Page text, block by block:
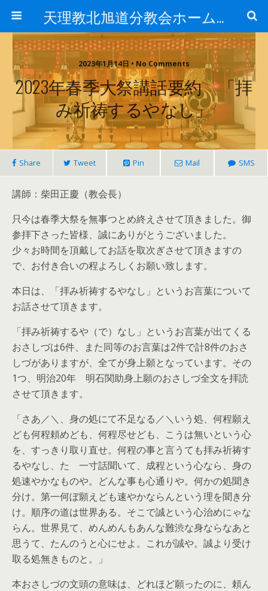
天理教北旭道分教会ホームページ
2023年1月14日 • No Comments
2023年春季大祭講話要約 「拝
み祈祷するやなし」
Share Tweet Pin Mail SMS
講師：柴田正慶（教会長）
只今は春季大祭を無事つとめ終えさせて頂きました。御
参拝下さった皆様、誠にありがとうございました。
少々お時間を頂戴してお話を取次ぎさせて頂きますの
で、お付き合いの程よろしくお願い致します。
本日は、「拝み祈祷するやなし」というお言葉について
お話させて頂きます。
「拝み祈祷するや（で）なし」というお言葉が出てくる
おさしづは6件、また同等のお言葉は2件で計8件のおさ
しづがありますが、全てが身上願となっています。その
1つ、明治20年 明石関助身上願のおさしづ全文を拝読
させて頂きます。
「さあ／＼、身の処にて不足なる／＼いう処、何程願え
ども何程頼めども、何程尽せども、こうは無いという心
を、すっきり取り直せ。何程の事と言うても拝み祈祷す
るやなし、たゞ一寸話聞いて、成程という心なら、身の
処速やかなものや。どんな事も心通りや。何かの処聞き
分け。第一何ぼ願えども速やかならんという理を聞き分
け。順序の道は世界ある。そこで誠という心治めにゃな
らん。世界見て、めんめんもあんな難渋な身ならなあと
思うて、たんのうと心にせよ。これが誠や。誠より受け
取る処無きものと。」
本おさしづの文頭の意味は、どれほど願ったのに、頼ん